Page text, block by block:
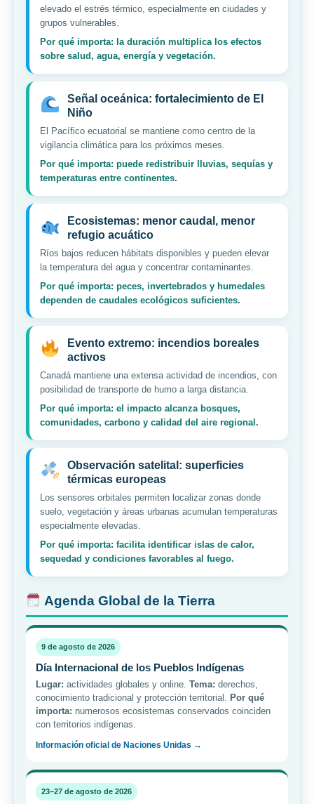
elevado el estrés térmico, especialmente en ciudades y
grupos vulnerables.
Por qué importa: la duración multiplica los efectos
sobre salud, agua, energía y vegetación.
Señal oceánica: fortalecimiento de El
Niño
El Pacífico ecuatorial se mantiene como centro de la
vigilancia climática para los próximos meses.
Por qué importa: puede redistribuir lluvias, sequías y
temperaturas entre continentes.
Ecosistemas: menor caudal, menor
refugio acuático
Ríos bajos reducen hábitats disponibles y pueden elevar
la temperatura del agua y concentrar contaminantes.
Por qué importa: peces, invertebrados y humedales
dependen de caudales ecológicos suficientes.
Evento extremo: incendios boreales
activos
Canadá mantiene una extensa actividad de incendios, con
posibilidad de transporte de humo a larga distancia.
Por qué importa: el impacto alcanza bosques,
comunidades, carbono y calidad del aire regional.
Observación satelital: superficies
térmicas europeas
Los sensores orbitales permiten localizar zonas donde
suelo, vegetación y áreas urbanas acumulan temperaturas
especialmente elevadas.
Por qué importa: facilita identificar islas de calor,
sequedad y condiciones favorables al fuego.
Agenda Global de la Tierra
9 de agosto de 2026
Día Internacional de los Pueblos Indígenas
Lugar: actividades globales y online. Tema: derechos,
conocimiento tradicional y protección territorial.
Por qué
importa: numerosos ecosistemas conservados coinciden
con territorios indígenas.
Información oficial de Naciones Unidas →
23–27 de agosto de 2026